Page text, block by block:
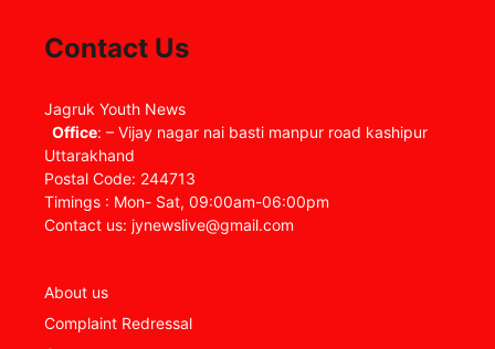
Contact Us
Jagruk Youth News
Office: – Vijay nagar nai basti manpur road kashipur
Uttarakhand
Postal Code: 244713
Timings : Mon- Sat, 09:00am-06:00pm
Contact us: jynewslive@gmail.com
About us
Complaint Redressal